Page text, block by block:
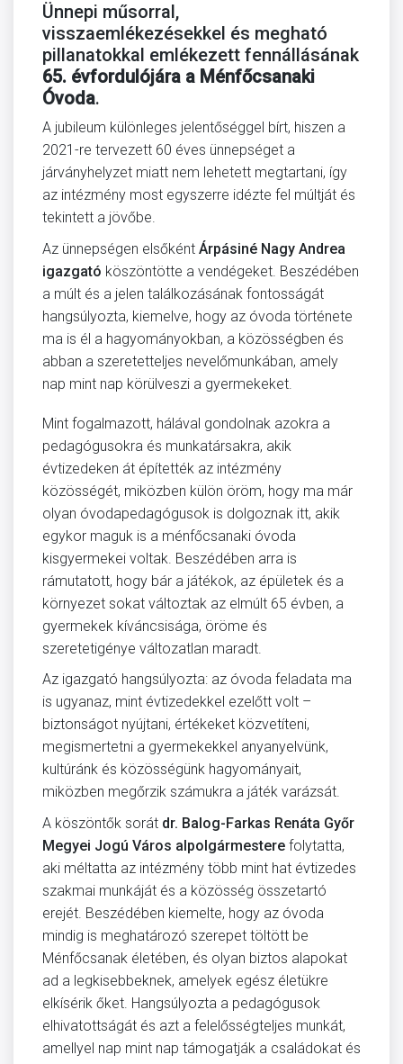
Ünnepi műsorral,
visszaemlékezésekkel és megható
pillanatokkal emlékezett fennállásának
65. évfordulójára a Ménfőcsanaki
Óvoda.
A jubileum különleges jelentőséggel bírt, hiszen a
2021-re tervezett 60 éves ünnepséget a
járványhelyzet miatt nem lehetett megtartani, így
az intézmény most egyszerre idézte fel múltját és
tekintett a jövőbe.
Az ünnepségen elsőként Árpásiné Nagy Andrea
igazgató köszöntötte a vendégeket. Beszédében
a múlt és a jelen találkozásának fontosságát
hangsúlyozta, kiemelve, hogy az óvoda története
ma is él a hagyományokban, a közösségben és
abban a szeretetteljes nevelőmunkában, amely
nap mint nap körülveszi a gyermekeket.
Mint fogalmazott, hálával gondolnak azokra a
pedagógusokra és munkatársakra, akik
évtizedeken át építették az intézmény
közösségét, miközben külön öröm, hogy ma már
olyan óvodapedagógusok is dolgoznak itt, akik
egykor maguk is a ménfőcsanaki óvoda
kisgyermekei voltak. Beszédében arra is
rámutatott, hogy bár a játékok, az épületek és a
környezet sokat változtak az elmúlt 65 évben, a
gyermekek kíváncsisága, öröme és
szeretetigénye változatlan maradt.
Az igazgató hangsúlyozta: az óvoda feladata ma
is ugyanaz, mint évtizedekkel ezelőtt volt –
biztonságot nyújtani, értékeket közvetíteni,
megismertetni a gyermekekkel anyanyelvünk,
kultúránk és közösségünk hagyományait,
miközben megőrzik számukra a játék varázsát.
A köszöntők sorát dr. Balog-Farkas Renáta Győr
Megyei Jogú Város alpolgármestere folytatta,
aki méltatta az intézmény több mint hat évtizedes
szakmai munkáját és a közösség összetartó
erejét. Beszédében kiemelte, hogy az óvoda
mindig is meghatározó szerepet töltött be
Ménfőcsanak életében, és olyan biztos alapokat
ad a legkisebbeknek, amelyek egész életükre
elkísérik őket. Hangsúlyozta a pedagógusok
elhivatottságát és azt a felelősségteljes munkát,
amellyel nap mint nap támogatják a családokat és